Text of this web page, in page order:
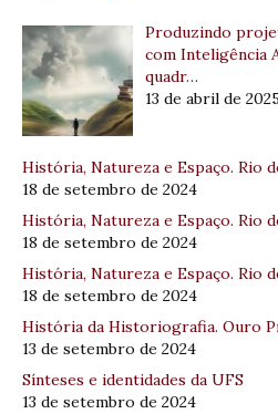
Produzindo
com Inteligência
quadr…
13 de abril de 2025
História, Natureza e Espaço. Rio
18 de setembro de 2024
História, Natureza e Espaço. Rio
18 de setembro de 2024
História, Natureza e Espaço. Rio
18 de setembro de 2024
História da Historiografia. Ouro
13 de setembro de 2024
Sínteses e identidades da UFS
13 de setembro de 2024